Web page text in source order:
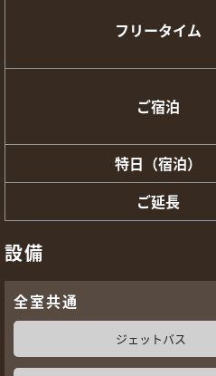
フリータイム
ご宿泊
特日（宿泊）
ご延長
設備
全室共通
ジェットバス